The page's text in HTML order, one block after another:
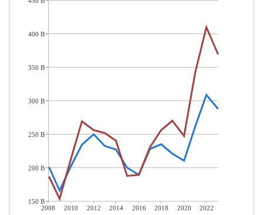
2008 2010 2012 2014 2016 2018 2020
2022
400 B
350 B
300 B
250 B
200 B
150 B